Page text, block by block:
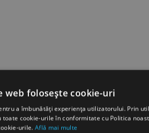
web folosește cookie-uri
a îmbunătăți experiența utilizatorului. Prin
toate cookie-urile în conformitate cu Politica
urile. Află mai multe